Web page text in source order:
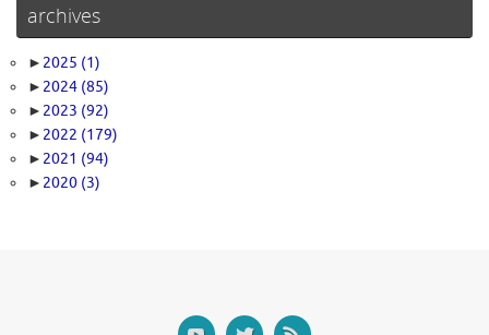
archives
► 2025 (1)
► 2024 (85)
► 2023 (92)
► 2022 (179)
► 2021 (94)
► 2020 (3)